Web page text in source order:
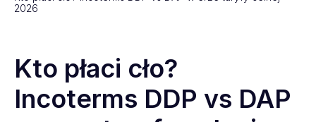
2026
Kto płaci cło?
Incoterms DDP vs DAP